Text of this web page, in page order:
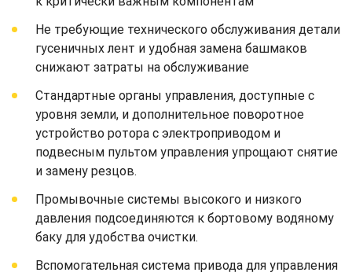
Не требующие технического обслуживания детали
гусеничных лент и удобная замена башмаков
снижают затраты на обслуживание
Стандартные органы управления, доступные с
уровня земли, и дополнительное поворотное
устройство ротора с электроприводом и
подвесным пультом управления упрощают снятие
и замену резцов.
Промывочные системы высокого и низкого
давления подсоединяются к бортовому водяному
баку для удобства очистки.
Вспомогательная система привода для управления